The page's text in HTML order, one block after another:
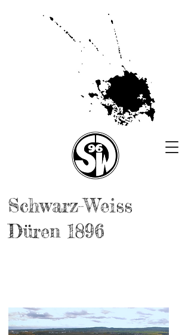
Schwarz-Weiss
Düren 1896